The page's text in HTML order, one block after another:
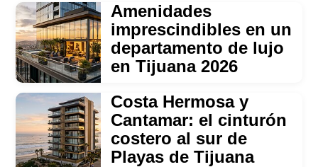
Amenidades
imprescindibles en un
departamento de lujo
en Tijuana 2026
Costa Hermosa y
Cantamar: el cinturón
costero al sur de
Playas de Tijuana